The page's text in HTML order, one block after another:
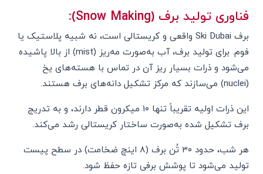
فناوری تولید برف (Snow Making):
برف Ski Dubai واقعی و کریستالی است، نه شبیه پلاستیک یا
فوم. برای تولید برف، آب به‌صورت مه‌ریز (mist) از بالا پاشیده
می‌شود و ذرات بسیار ریز آن در تماس با هسته‌های یخ
(nuclei) می‌سازند که مرکز تشکیل دانه‌های برف هستند.
این ذرات اولیه تقریباً تنها ۱۰ میکرون قطر دارند، و به تدریج
برف تشکیل شده به‌صورت ساختار کریستالی رشد می‌کند.
هر شب، حدود ۳۰ تُن برف (۸ اینچ ضخامت) در سطح پیست
تولید می‌شود تا پوشش برفی تازه حفظ شود.